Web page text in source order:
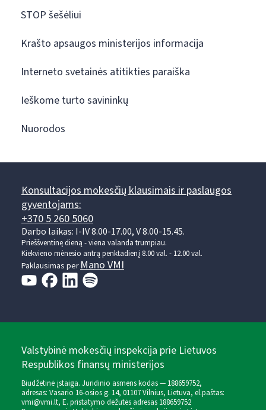
STOP šešėliui
Krašto apsaugos ministerijos informacija
Interneto svetainės atitikties paraiška
Ieškome turto savininkų
Nuorodos
Konsultacijos mokesčių klausimais ir paslaugos
gyventojams:
+370 5 260 5060
Darbo laikas: I-IV 8.00-17.00, V 8.00-15.45.
Prieššventinę dieną - viena valanda trumpiau.
Kiekvieno mėnesio antrą penktadienį 8.00 val. - 12.00 val.
Paklausimas perMano VMI
Valstybinė mokesčių inspekcija prie Lietuvos
Respublikos finansų ministerijos
Biudžetinė įstaiga. Juridinio asmens kodas — 188659752,
adresas: Vasario 16-osios g. 14, 01107 Vilnius, Lietuva, el.paštas:
vmi@vmi.lt, E. pristatymo dėžutės adresas 188659752